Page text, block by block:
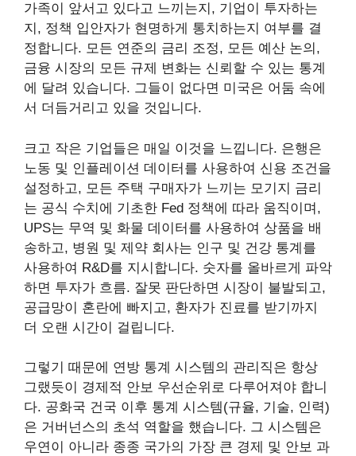
가족이 앞서고 있다고 느끼는지, 기업이 투자하는
지, 정책 입안자가 현명하게 통치하는지 여부를 결
정합니다. 모든 연준의 금리 조정, 모든 예산 논의,
금융 시장의 모든 규제 변화는 신뢰할 수 있는 통계
에 달려 있습니다. 그들이 없다면 미국은 어둠 속에
서 더듬거리고 있을 것입니다.
크고 작은 기업들은 매일 이것을 느낍니다. 은행은
노동 및 인플레이션 데이터를 사용하여 신용 조건을
설정하고, 모든 주택 구매자가 느끼는 모기지 금리
는 공식 수치에 기초한 Fed 정책에 따라 움직이며,
UPS는 무역 및 화물 데이터를 사용하여 상품을 배
송하고, 병원 및 제약 회사는 인구 및 건강 통계를
사용하여 R&D를 지시합니다. 숫자를 올바르게 파악
하면 투자가 흐름. 잘못 판단하면 시장이 불발되고,
공급망이 혼란에 빠지고, 환자가 진료를 받기까지
더 오랜 시간이 걸립니다.
그렇기 때문에 연방 통계 시스템의 관리직은 항상
그랬듯이 경제적 안보 우선순위로 다루어져야 합니
다. 공화국 건국 이후 통계 시스템(규율, 기술, 인력)
은 ​​거버넌스의 초석 역할을 했습니다. 그 시스템은
우연이 아니라 종종 국가의 가장 큰 경제 및 안보 과